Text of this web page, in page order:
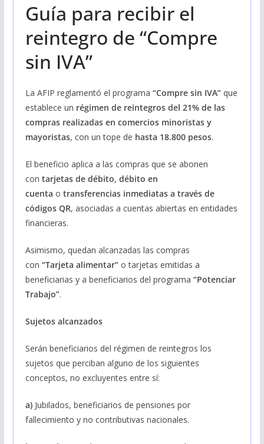
Guía para recibir el
reintegro de “Compre
sin IVA”
La AFIP reglamentó el programa “Compre sin IVA”que
establece un régimen de reintegros del 21% de las
compras realizadas en comercios minoristas y
mayoristas, con un tope de hasta 18.800 pesos.
El beneficio aplica a las compras que se abonen
con tarjetas de débito, débito en
cuenta o transferencias inmediatas a través de
códigos QR, asociadas a cuentas abiertas en entidades
financieras.
Asimismo, quedan alcanzadas las compras
con “Tarjeta alimentar”o tarjetas emitidas a
beneficiarias y a beneficiarios del programa “Potenciar
Trabajo”.
Sujetos alcanzados
Serán beneficiarios del régimen de reintegros los
sujetos que perciban alguno de los siguientes
conceptos, no excluyentes entre sí:
a) Jubilados, beneficiarios de pensiones por
fallecimiento y no contributivas nacionales.